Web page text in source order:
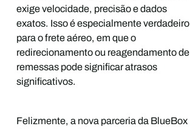
exige velocidade, precisão e dados
exatos. Isso é especialmente verdadeiro
para o frete aéreo, em que o
redirecionamento ou reagendamento de
remessas pode significar atrasos
significativos.
Felizmente, a nova parceria da BlueBox